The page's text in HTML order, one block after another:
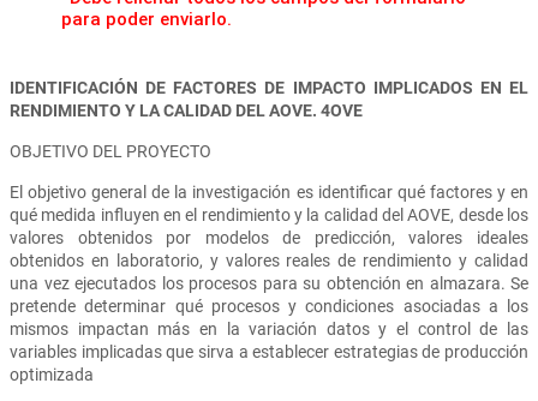
para poder enviarlo.
IDENTIFICACIÓN DE FACTORES DE IMPACTO IMPLICADOS EN EL
RENDIMIENTO Y LA CALIDAD DEL AOVE. 4OVE
OBJETIVO DEL PROYECTO
El objetivo general de la investigación es identificar qué factores y en
qué medida influyen en el rendimiento y la calidad del AOVE, desde los
valores obtenidos por modelos de predicción, valores ideales
obtenidos en laboratorio, y valores reales de rendimiento y calidad
una vez ejecutados los procesos para su obtención en almazara. Se
pretende determinar qué procesos y condiciones asociadas a los
mismos impactan más en la variación datos y el control de las
variables implicadas que sirva a establecer estrategias de producción
optimizada